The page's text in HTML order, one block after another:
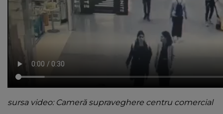
sursa video: Cameră supraveghere centru comercial